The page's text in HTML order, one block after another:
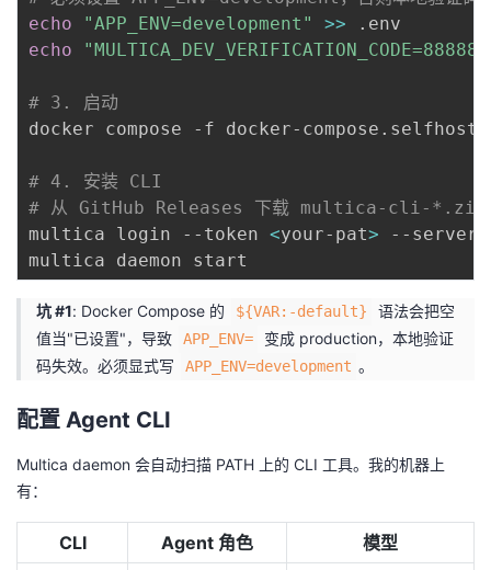
课
程
的
认
我
的
验
我
收
藏
术
支
云
声
议
echo
"APP_ENV=development" >>
echo
# 3. 启动
docker compose -f docker-
# 4. 安装 CLI
# 从 GitHub Releases 下载 multica-cli-*.zip
multica login --token <your-pat> --
坑 #1: Docker Compose 的 ${VAR:-default}
语法会把空
值当"已设置"，导致
APP_ENV=
变成 production，本地验证
码失效。必须显式写
APP_ENV=development 。
配置 Agent CLI
Multica daemon 会自动扫描 PATH 上的 CLI 工具。我的机器上
有：
CLI Agent 角色 模型